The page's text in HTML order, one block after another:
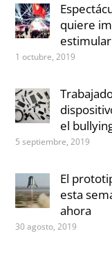
quiere
1 octubre, 2019
el
5 septiembre, 2019
El
esta
ahora
30 agosto, 2019